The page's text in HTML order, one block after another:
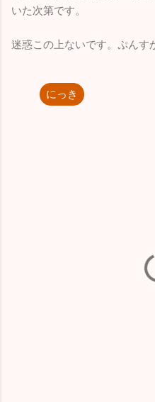
いた次第です。
迷惑この上ないです。ぷんす
にっき